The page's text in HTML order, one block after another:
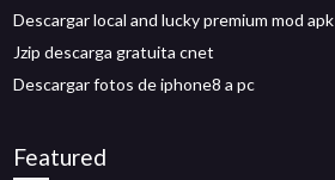
Descargar local and lucky premium mod apk
Jzip descarga gratuita cnet
Descargar fotos de iphone8 a pc
Featured